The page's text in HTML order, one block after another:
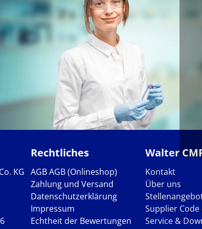
KG
Rechtliches
AGBAGB (Onlineshop)
Zahlung und Versand
Datenschutzerklärung
Impressum
Echtheit der Bewertungen
Walter
Kontakt
Über uns
Supplier
Service &